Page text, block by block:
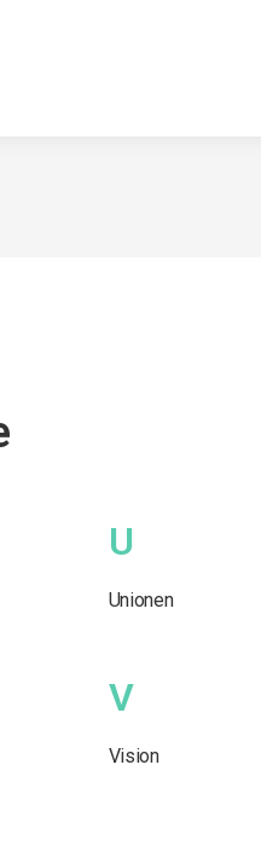
U
Unionen
V
Vision